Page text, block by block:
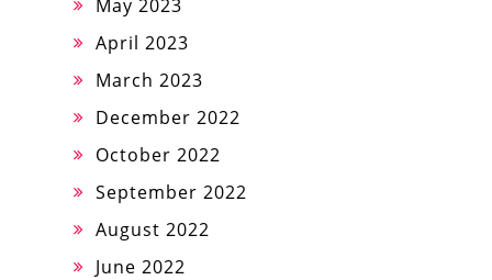
May 2023
April 2023
March 2023
December 2022
October 2022
September 2022
August 2022
June 2022